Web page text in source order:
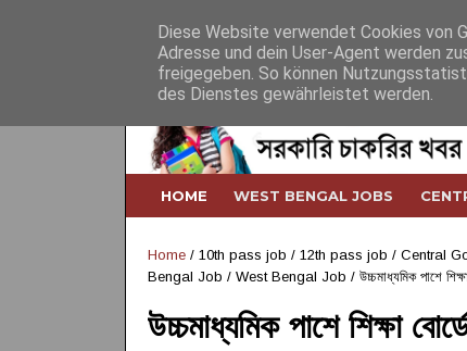
HOME WEST BENGAL JOBS
Home/ 10th pass job / 12th pass job / Central
Bengal Job / West Bengal Job / উচ্চমাধ্যমিক পাশে
উচ্চমাধ্যমিক পাশে শিক্ষা
Diese Website verwendet Cookies von
Adresse und dein User-Agent werden
freigegeben. So können
des Dienstes gewährleistet werden.